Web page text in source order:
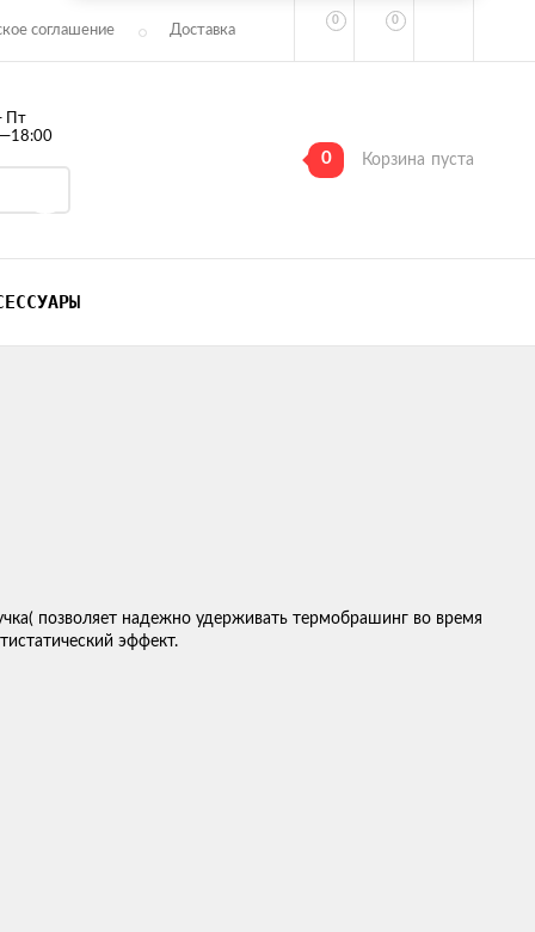
соглашение Доставка
0 0
Пт
0 Корзина пуста
позволяет надежно удерживать термобрашинг во время
эффект.